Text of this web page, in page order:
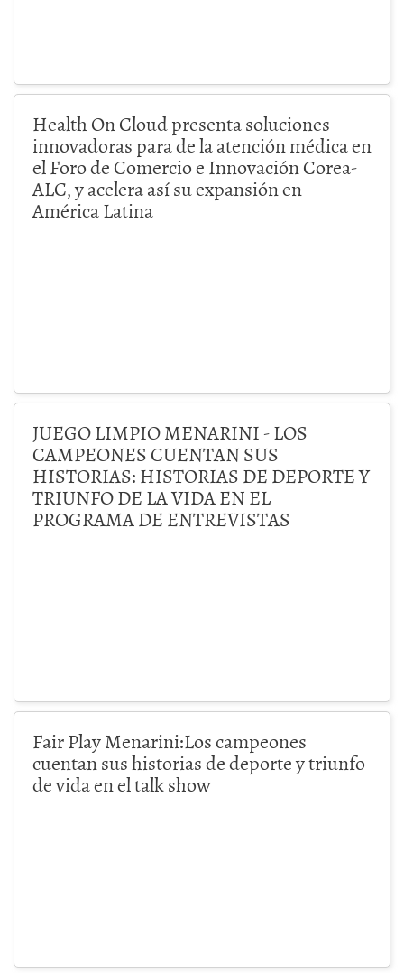
Health On Cloud presenta soluciones
innovadoras para de la atención médica en
el Foro de Comercio e Innovación Corea-
ALC, y acelera así su expansión en
América Latina
JUEGO LIMPIO MENARINI - LOS
CAMPEONES CUENTAN SUS
HISTORIAS: HISTORIAS DE DEPORTE Y
TRIUNFO DE LA VIDA EN EL
PROGRAMA DE ENTREVISTAS
Fair Play Menarini:Los campeones
cuentan sus historias de deporte y triunfo
de vida en el talk show